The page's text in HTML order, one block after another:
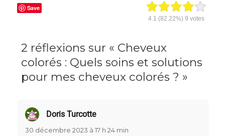
4.1 (82.22%) 9 votes
Save
2 réflexions sur « Cheveux
colorés : Quels soins et solutions
pour mes cheveux colorés ? »
Doris Turcottedit :
30 décembre 2023 à 17 h 24 min